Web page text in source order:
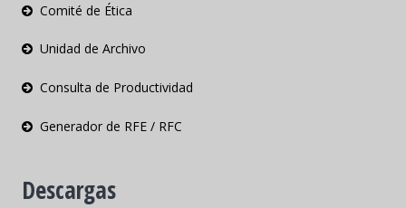
Comité de Ética
Unidad de Archivo
Consulta de Productividad
Generador de RFE / RFC
Descargas